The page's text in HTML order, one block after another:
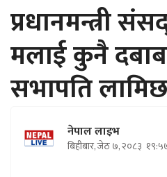
प्रधानमन्त्री
मलाई कुनै
सभापति
नेपाल लाइभ
बिहीबार, जेठ ७, २०८३